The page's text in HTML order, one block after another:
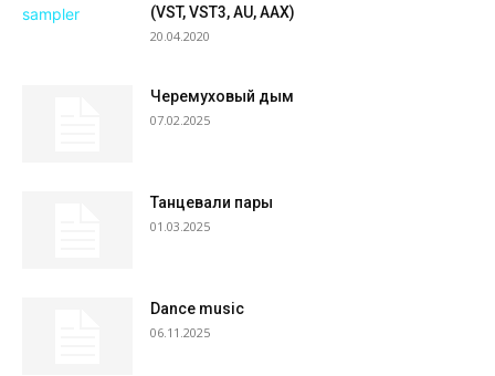
(VST, VST3, AU, AAX)
20.04.2020
Черемуховый дым
07.02.2025
Танцевали пары
01.03.2025
Dance music
06.11.2025